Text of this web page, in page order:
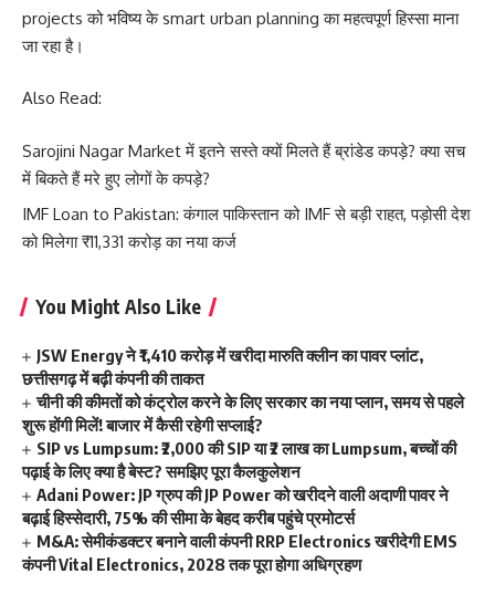
projects को भविष्य के smart urban planning का महत्वपूर्ण हिस्सा माना
जा रहा है।
Also Read:
Sarojini Nagar Market में इतने सस्ते क्यों मिलते हैं ब्रांडेड कपड़े? क्या सच
में बिकते हैं मरे हुए लोगों के कपड़े?
IMF Loan to Pakistan: कंगाल पाकिस्तान को IMF से बड़ी राहत, पड़ोसी देश
को मिलेगा ₹11,331 करोड़ का नया कर्ज
You Might Also Like
JSW Energy ने ₹1,410 करोड़ में खरीदा मारुति क्लीन का पावर प्लांट,
छत्तीसगढ़ में बढ़ी कंपनी की ताकत
चीनी की कीमतों को कंट्रोल करने के लिए सरकार का नया प्लान, समय से पहले
शुरू होंगी मिलें! बाजार में कैसी रहेगी सप्लाई?
SIP vs Lumpsum: ₹2,000 की SIP या ₹2 लाख का Lumpsum, बच्चों की
पढ़ाई के लिए क्या है बेस्ट? समझिए पूरा कैलकुलेशन
Adani Power: JP ग्रुप की JP Power को खरीदने वाली अदाणी पावर ने
बढ़ाई हिस्सेदारी, 75% की सीमा के बेहद करीब पहुंचे प्रमोटर्स
M&A: सेमीकंडक्टर बनाने वाली कंपनी RRP Electronics खरीदेगी EMS
कंपनी Vital Electronics, 2028 तक पूरा होगा अधिग्रहण